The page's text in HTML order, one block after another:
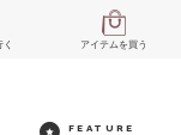
く アイテムを買う
FEATURE